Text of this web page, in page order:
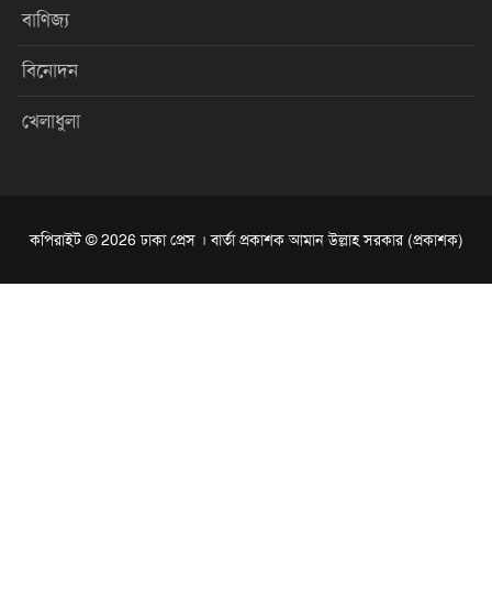
বাণিজ্য
বিনোদন
খেলাধুলা
কপিরাইট © 2026 ঢাকা প্রেস । বার্তা প্রকাশক আমান উল্লাহ সরকার (প্রকাশক)